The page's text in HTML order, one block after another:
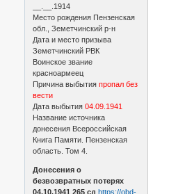
__.__.1914
Место рождения Пензенская
обл., Земетчинский р-н
Дата и место призыва
Земетчинский РВК
Воинское звание
красноармеец
Причина выбытия пропал без
вести
Дата выбытия 04.09.1941
Название источника
донесения Всероссийская
Книга Памяти. Пензенская
область. Том 4.
Донесения о
безвозвратных потерях
04.10.1941 265 сд https://obd-